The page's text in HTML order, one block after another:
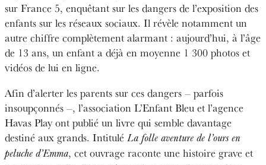
sur France 5, enquêtant sur les dangers de l’exposition des
enfants sur les réseaux sociaux. Il révèle notamment un
autre chiffre complètement alarmant : aujourd’hui, à l’âge
de 13 ans, un enfant a déjà en moyenne 1 300 photos et
vidéos de lui en ligne.
Afin d’alerter les parents sur ces dangers – parfois
insoupçonnés –, l’association L’Enfant Bleu et l’agence
Havas Play ont publié un livre qui semble davantage
destiné aux grands. Intitulé La folle aventure de l’ours en
peluche d’Emma, cet ouvrage raconte une histoire grave et